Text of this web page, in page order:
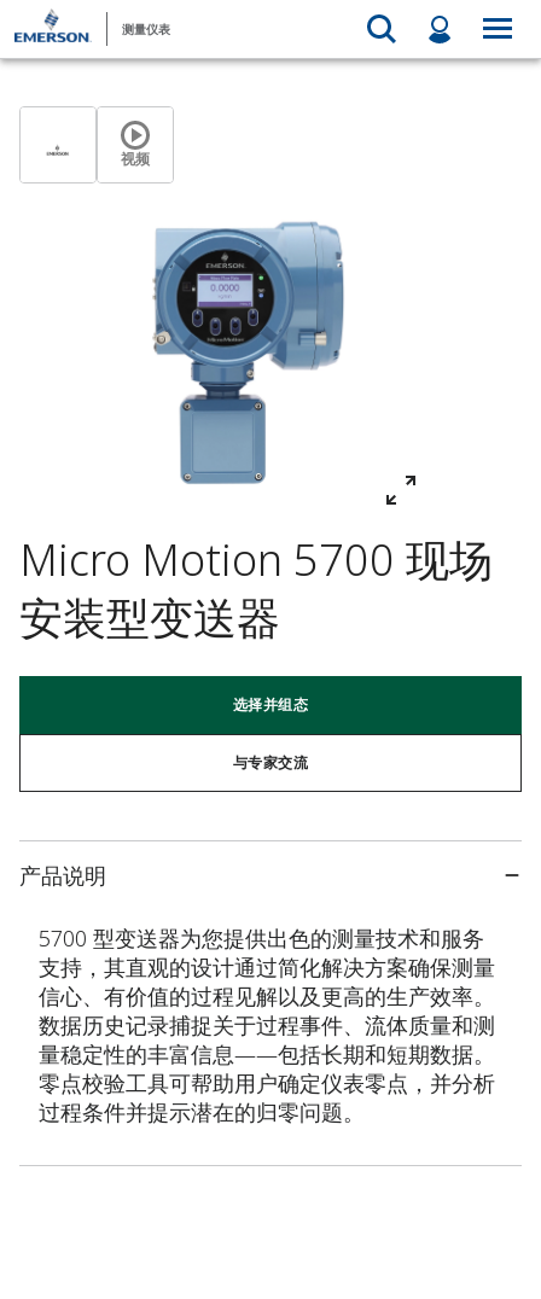
测量仪表
视频
Micro Motion 5700 现场
安装型变送器
选择并组态
与专家交流
产品说明
5700 型变送器为您提供出色的测量技术和服务
支持，其直观的设计通过简化解决方案确保测量
信心、有价值的过程见解以及更高的生产效率。
数据历史记录捕捉关于过程事件、流体质量和测
量稳定性的丰富信息——包括长期和短期数据。
零点校验工具可帮助用户确定仪表零点，并分析
过程条件并提示潜在的归零问题。